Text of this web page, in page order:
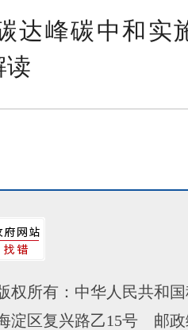
达峰碳中和实
读
权所有：中华人民共和
淀区复兴路乙15号 邮